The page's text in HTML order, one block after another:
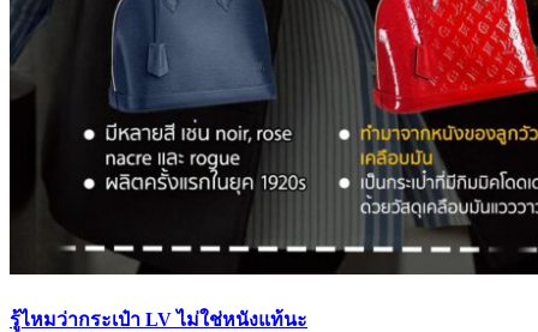
รู้ไหมว่ากระเป๋า LV ไม่ใช่หนังแท้นะ